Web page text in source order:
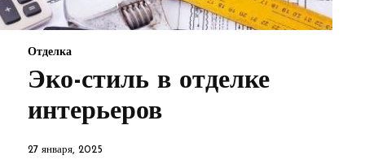
Отделка
Эко-стиль в отделке
интерьеров
27 января, 2025